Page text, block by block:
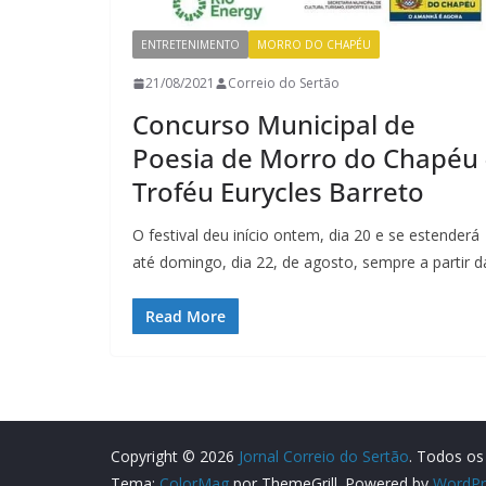
ENTRETENIMENTO MORRO DO CHAPÉU
21/08/2021 Correio do Sertão
Concurso Municipal de
Poesia de Morro do Chapéu
Troféu Eurycles Barreto
O festival deu início ontem, dia 20 e se estenderá
até domingo, dia 22, de agosto, sempre a partir
Read More
Copyright © 2026 Jornal Correio do Sertão. Todos